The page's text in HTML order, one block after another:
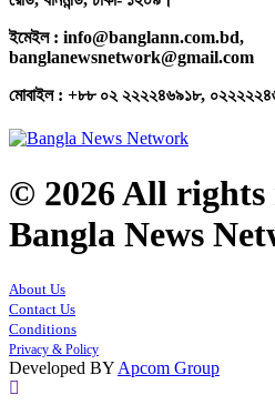
ইমেইল : info@banglann.com.bd,
banglanewsnetwork@gmail.com
মোবাইল : +৮৮ ০২ ২২২২৪৬৯১৮,
© 2026 All rights
Bangla News
About Us
Contact Us
Conditions
Privacy & Policy
Developed BY Apcom Group